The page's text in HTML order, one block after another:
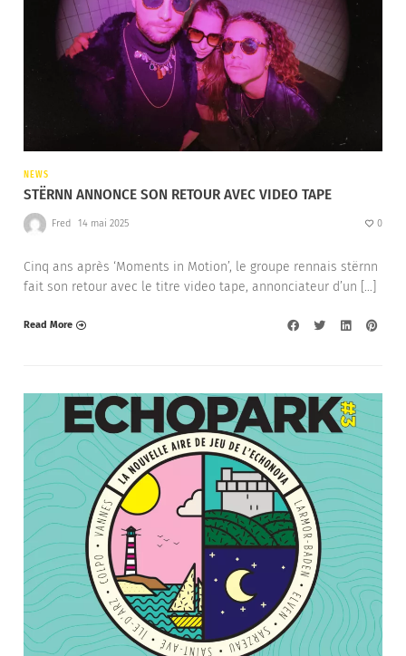
NEWS
STËRNN ANNONCE SON RETOUR AVEC VIDEO TAPE
Fred 14 mai 2025 0
Cinq ans après ‘Moments in Motion’, le groupe rennais stërnn
fait son retour avec le titre video tape, annonciateur d’un […]
Read More